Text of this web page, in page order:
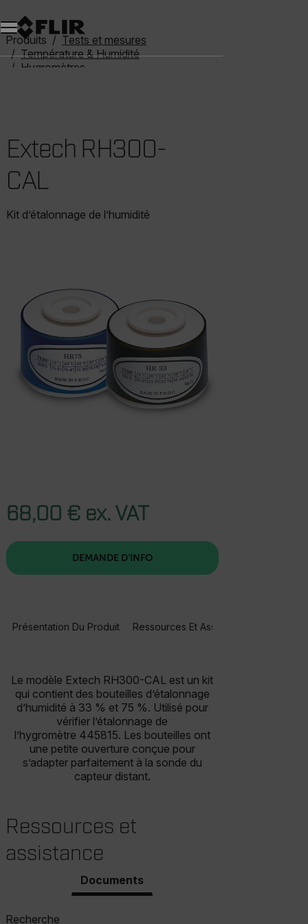
Unread messages
Modèle
Supprimer
articles
article
Ajouter au panier
Ajouté au panier
Produits
Tests et mesures
Température & Humidité
Hygromètres
Extech RH300-
CAL
Kit d’étalonnage de l’humidité
68,00 € ex. VAT
DEMANDE D'INFO
Présentation Du Produit Ressources Et Assistance
Le modèle Extech RH300-CAL est un kit
qui contient des bouteilles d’étalonnage
d’humidité à 33 % et 75 %. Utilisé pour
vérifier l’étalonnage de
l’hygromètre 445815. Les bouteilles ont
une petite ouverture conçue pour
s’adapter parfaitement à la sonde du
capteur distant.
Ressources et
assistance
Documents
Recherche